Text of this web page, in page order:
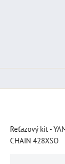
Reťazový kit -
CHAIN 428XSO